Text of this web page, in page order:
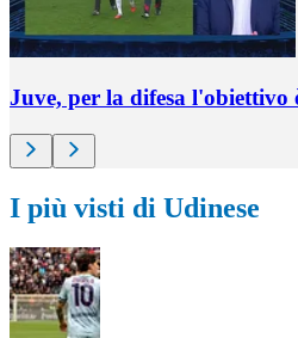
Juve, per la difesa l'obiettivo
I più visti di Udinese